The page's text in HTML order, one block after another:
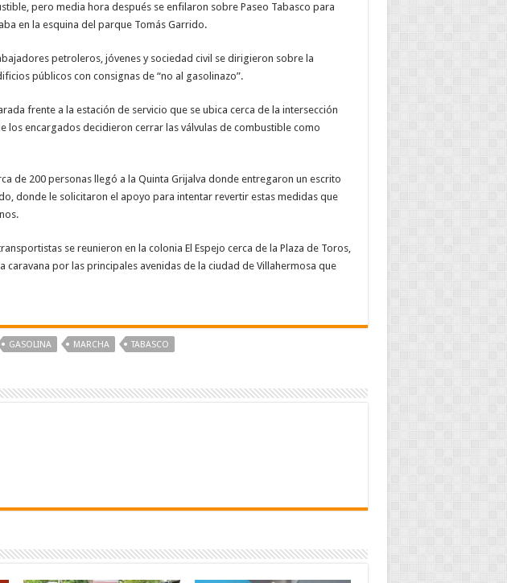
pero media hora después se enfilaron sobre Paseo Tabasco para
en la esquina del parque Tomás Garrido.
petroleros, jóvenes y sociedad civil se dirigieron sobre la
públicos con consignas de “no al gasolinazo”.
frente a la estación de servicio que se ubica cerca de la intersección
los encargados decidieron cerrar las válvulas de combustible como
de 200 personas llegó a la Quinta Grijalva donde entregaron un escrito
donde le solicitaron el apoyo para intentar revertir estas medidas que
se reunieron en la colonia El Espejo cerca de la Plaza de Toros,
caravana por las principales avenidas de la ciudad de Villahermosa que
GASOLINA MARCHA TABASCO